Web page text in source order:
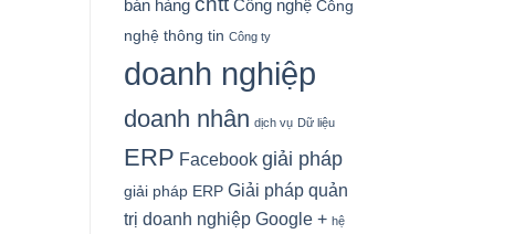
bán hàng Công nghệ Công
nghệ thông tin Công ty
doanh nghiệp
doanh nhân dịch vụ Dữ liệu
ERP Facebook giải pháp
giải pháp ERP Giải pháp quản
trị doanh nghiệp Google + hệ